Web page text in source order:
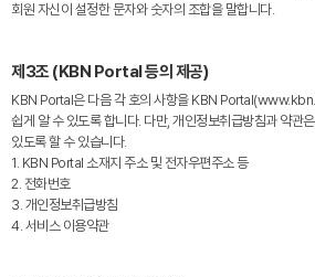
회원 자신이 설정한 문자와 숫자의 조합을 말합니다.
제3조 (KBN Portal 등의 제공)
KBN Portal은 다음 각 호의 사항을 KBN
쉽게 알 수 있도록 합니다. 다만, 개인정보취급방침과 약관
있도록 할 수 있습니다.
1. KBN Portal 소재지 주소 및 전자우편주소 등
2. 전화번호
3. 개인정보취급방침
4. 서비스 이용약관